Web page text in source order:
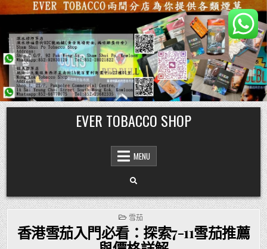
Skip
to
content
EVER TOBACCO SHOP
MENU
POSTED
IN
雪茄
香港雪茄入門必看：探索7-11雪茄推薦